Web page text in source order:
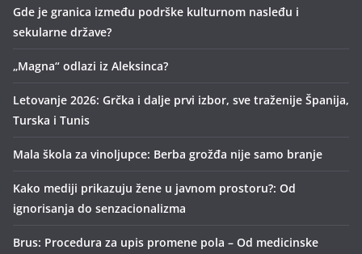
Gde je granica između podrške kulturnom nasleđu i
sekularne države?
„Magna“ odlazi iz Aleksinca?
Letovanje 2026: Grčka i dalje prvi izbor, sve traženije Španija,
Turska i Tunis
Mala škola za vinoljupce: Berba grožđa nije samo branje
Kako mediji prikazuju žene u javnom prostoru?: Od
ignorisanja do senzacionalizma
Brus: Procedura za upis promene pola – Od medicinske